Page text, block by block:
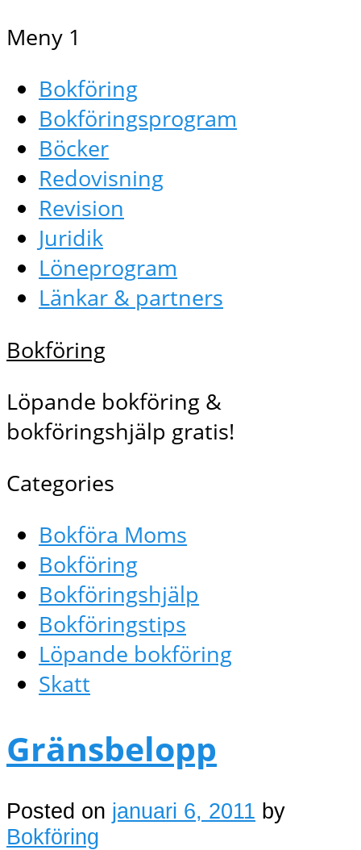
Meny 1
Bokföring
Bokföringsprogram
Böcker
Redovisning
Revision
Juridik
Löneprogram
Länkar & partners
Bokföring
Löpande bokföring &
bokföringshjälp gratis!
Categories
Bokföra Moms
Bokföring
Bokföringshjälp
Bokföringstips
Löpande bokföring
Skatt
Gränsbelopp
Posted on januari 6, 2011 by
Bokföring